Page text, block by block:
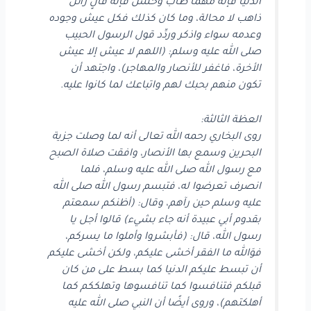
الدنيا فإنه مهما طاب وحسن فإنه فانٍ زائل
ذاهب لا محالة، وما كان كذلك فكل عيش وجوده
وعدمه سواء واذكر وردِّد قول الرسول الحبيب
صلى الله عليه وسلم: (اللهم لا عيش إلا عيش
الأخرة، فاغفر للأنصار والمهاجر)، واجتهد أن
تكون منهم بحبك لهم واتباعك لما كانوا عليه.
العظة الثالثة:
روى البخاري رحمه الله تعالى أنه لما وصلت جزية
البحرين وسمع بها الأنصار، وافقت صلاة الصبح
مع رسول الله صلى الله عليه وسلم، فلما
انصرف تعرضوا له، فتبسم رسول الله صلى الله
عليه وسلم حين رآهم، وقال: (أظنكم سمعتم
بقدوم أبي عبيدة أنه جاء بشيء) قالوا أجل يا
رسول الله، قال: (فأبشروا وأملوا ما يسركم،
فوَالله ما الفقر أخشى عليكم، ولكن أخشى عليكم
أن تبسط عليكم الدنيا كما بسط على من كان
قبلكم فتنافسوا كما تنافسوها وتهلككم كما
أهلكتهم)، وروى أيضًا أن النبي صلى الله عليه